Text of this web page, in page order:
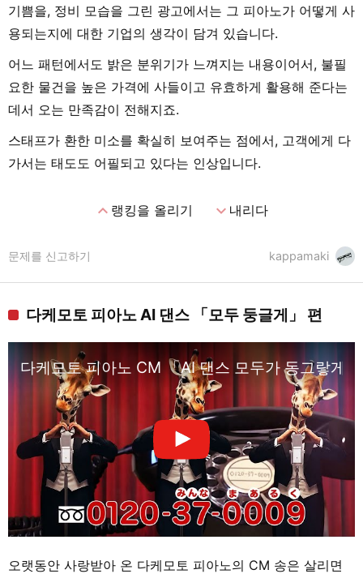
기쁨을, 정비 모습을 그린 광고에서는 그 피아노가 어떻게 사
용되는지에 대한 기업의 생각이 담겨 있습니다.
어느 패턴에서도 밝은 분위기가 느껴지는 내용이어서, 불필
요한 물건을 높은 가격에 사들이고 유효하게 활용해 준다는
데서 오는 만족감이 전해지죠.
스태프가 환한 미소를 확실히 보여주는 점에서, 고객에게 다
가서는 태도도 어필되고 있다는 인상입니다.
expand_less랭킹을 올리기 expand_more내리다
kappamaki
문제를 신고하기
다케모토 피아노 AI 댄스 「모두 둥글게」 편
다케모토 피아노 CM 「AI 댄스 모두가 동그랗게
오랫동안 사랑받아 온 다케모토 피아노의 CM 송은 살리면